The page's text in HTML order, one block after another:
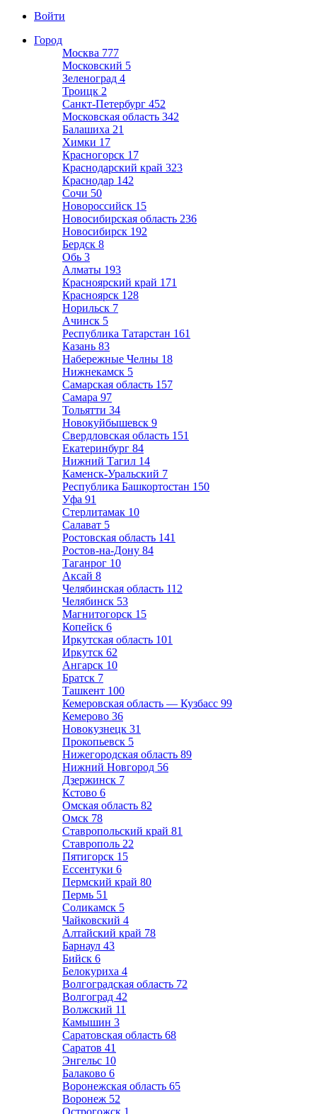
Войти
Город
Москва 777
Московский 5
Зеленоград 4
Троицк 2
Санкт-Петербург 452
Московская область 342
Балашиха 21
Химки 17
Красногорск 17
Краснодарский край 323
Краснодар 142
Сочи 50
Новороссийск 15
Новосибирская область 236
Новосибирск 192
Бердск 8
Обь 3
Алматы 193
Красноярский край 171
Красноярск 128
Норильск 7
Ачинск 5
Республика Татарстан 161
Казань 83
Набережные Челны 18
Нижнекамск 5
Самарская область 157
Самара 97
Тольятти 34
Новокуйбышевск 9
Свердловская область 151
Екатеринбург 84
Нижний Тагил 14
Каменск-Уральский 7
Республика Башкортостан 150
Уфа 91
Стерлитамак 10
Салават 5
Ростовская область 141
Ростов-на-Дону 84
Таганрог 10
Аксай 8
Челябинская область 112
Челябинск 53
Магнитогорск 15
Копейск 6
Иркутская область 101
Иркутск 62
Ангарск 10
Братск 7
Ташкент 100
Кемеровская область — Кузбасс 99
Кемерово 36
Новокузнецк 31
Прокопьевск 5
Нижегородская область 89
Нижний Новгород 56
Дзержинск 7
Кстово 6
Омская область 82
Омск 78
Ставропольский край 81
Ставрополь 22
Пятигорск 15
Ессентуки 6
Пермский край 80
Пермь 51
Соликамск 5
Чайковский 4
Алтайский край 78
Барнаул 43
Бийск 6
Белокуриха 4
Волгоградская область 72
Волгоград 42
Волжский 11
Камышин 3
Саратовская область 68
Саратов 41
Энгельс 10
Балаково 6
Воронежская область 65
Воронеж 52
Острогожск 1